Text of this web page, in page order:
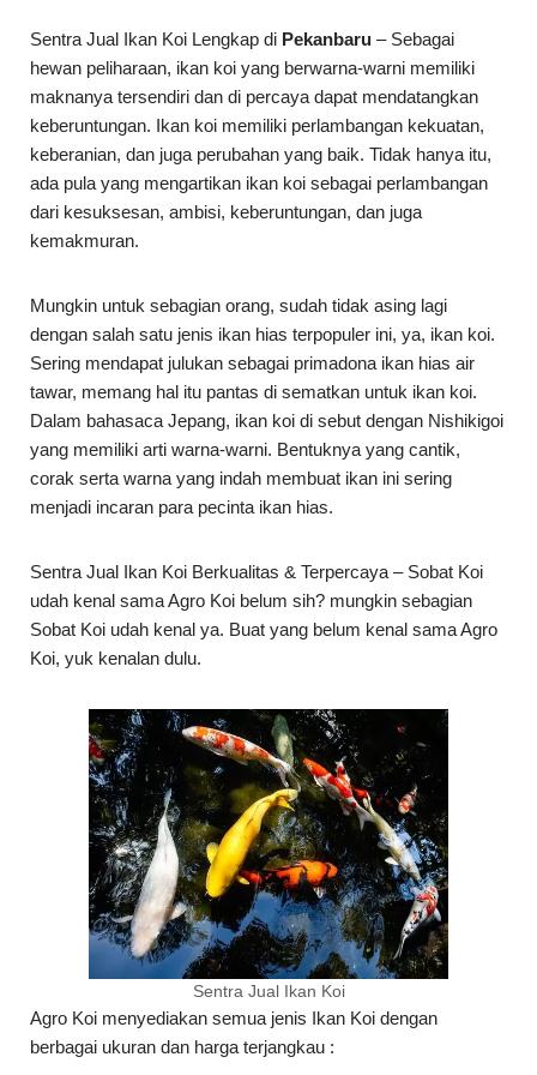
Sentra Jual Ikan Koi Lengkap di Pekanbaru – Sebagai
hewan peliharaan, ikan koi yang berwarna-warni memiliki
maknanya tersendiri dan di percaya dapat mendatangkan
keberuntungan. Ikan koi memiliki perlambangan kekuatan,
keberanian, dan juga perubahan yang baik. Tidak hanya itu,
ada pula yang mengartikan ikan koi sebagai perlambangan
dari kesuksesan, ambisi, keberuntungan, dan juga
kemakmuran.
Mungkin untuk sebagian orang, sudah tidak asing lagi
dengan salah satu jenis ikan hias terpopuler ini, ya, ikan koi.
Sering mendapat julukan sebagai primadona ikan hias air
tawar, memang hal itu pantas di sematkan untuk ikan koi.
Dalam bahasaca Jepang, ikan koi di sebut dengan Nishikigoi
yang memiliki arti warna-warni. Bentuknya yang cantik,
corak serta warna yang indah membuat ikan ini sering
menjadi incaran para pecinta ikan hias.
Sentra Jual Ikan Koi Berkualitas & Terpercaya – Sobat Koi
udah kenal sama Agro Koi belum sih? mungkin sebagian
Sobat Koi udah kenal ya. Buat yang belum kenal sama Agro
Koi, yuk kenalan dulu.
Sentra Jual Ikan Koi
Agro Koi menyediakan semua jenis Ikan Koi dengan
berbagai ukuran dan harga terjangkau :